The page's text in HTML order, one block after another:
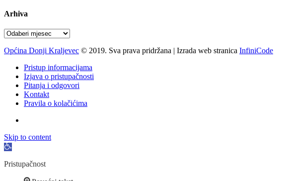
Arhiva
Arhiva
Općina Donji Kraljevec © 2019. Sva prava pridržana | Izrada web stranica InfiniCode
Pristup informacijama
Izjava o pristupačnosti
Pitanja i odgovori
Kontakt
Pravila o kolačićima
Skip to content
Open
Pristupačnost